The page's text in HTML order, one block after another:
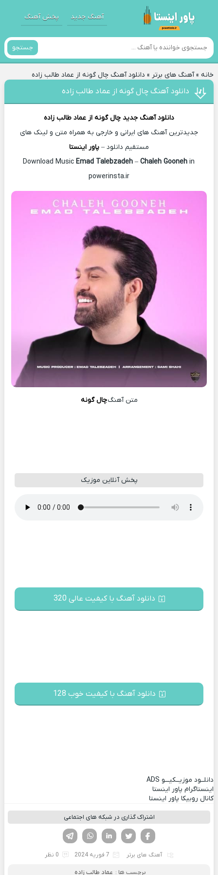
آهنگ جدید پخش آهنگ
جستجو
خانه»آهنگ های برتر » دانلود آهنگ چال گونه از عماد طالب زاده
دانلود آهنگ چال گونه از عماد طالب زاده
دانلود آهنگ جدید چال گونه از عماد طالب زاده
جدیدترین آهنگ های ایرانی و خارجی به همراه متن و لینک های
مستقیم دانلود – پاور اینستا
Emad Talebzadeh – Chaleh Gooneh in
powerinsta.ir
متن آهنگچال گونه
پخش آنلاین موزیک
دانلود آهنگ با کیفیت عالی 320
دانلود آهنگ با کیفیت خوب 128
دانلــود موزیــکیـــو ADS
اینستاگرام پاور اینستا
کانال روبیکا پاور اینستا
اشتراک گذاری در شبکه های اجتماعی
لینکدین تویتر
فیسوک
آهنگ های برتر 7 فوریه 2024 0 نظر
برچسب ها : عماد طالب زاده